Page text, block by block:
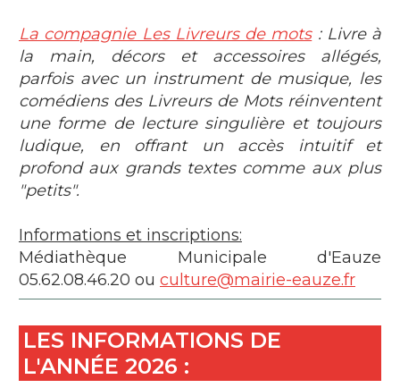
La compagnie Les Livreurs de mots: Livre à
la main, décors et accessoires allégés,
parfois avec un instrument de musique, les
comédiens des Livreurs de Mots réinventent
une forme de lecture singulière et toujours
ludique, en offrant un accès intuitif et
profond aux grands textes comme aux plus
"petits".
Informations et inscriptions:
Médiathèque Municipale d'Eauze
05.62.08.46.20 ou culture@mairie-eauze.fr
LES INFORMATIONS DE
L'ANNÉE 2026 :